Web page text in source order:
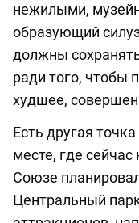
нежилыми,
образующий
должны
ради того, чтобы
худшее,
Есть другая
месте, где сейчас
Союзе
Центральный